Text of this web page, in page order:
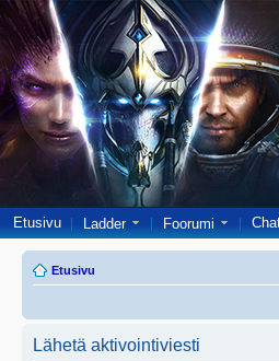
Etusivu Ladder Foorumi
Etusivu
Lähetä aktivointiviesti